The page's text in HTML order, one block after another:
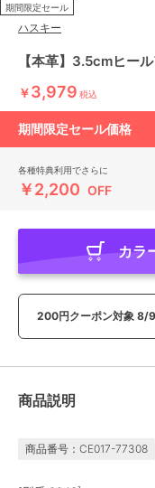
期間限定セール
ハスキー
【本革】3.5cmヒー
￥3,979 税込
期間限定セール価格
各種特典利用でさらに
￥2,200 OFF
カラ
200円クーポン対象 8/
商品説明
商品番号：CE017-77308